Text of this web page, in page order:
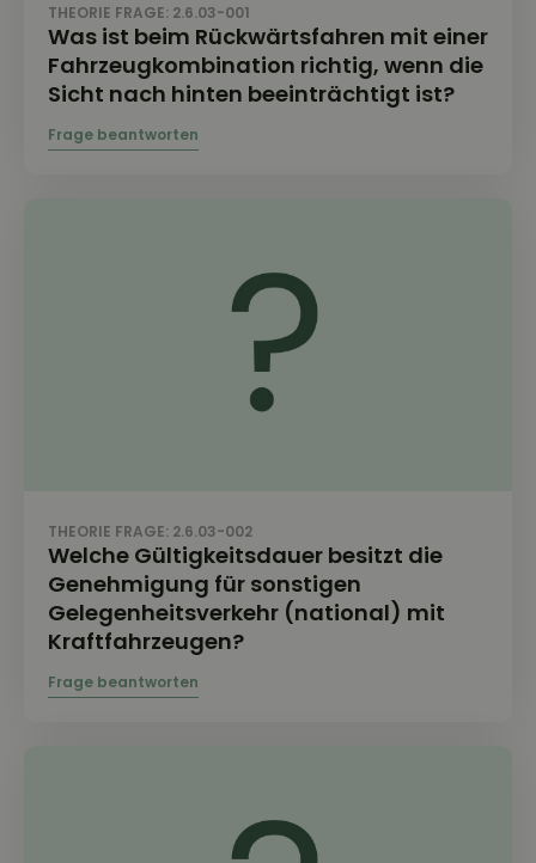
THEORIE FRAGE: 2.6.03-001
Was ist beim Rückwärtsfahren mit einer
Fahrzeugkombination richtig, wenn die
Sicht nach hinten beeinträchtigt ist?
THEORIE FRAGE: 2.6.03-002
Welche Gültigkeitsdauer besitzt die
Genehmigung für sonstigen
Gelegenheitsverkehr (national) mit
Kraftfahrzeugen?